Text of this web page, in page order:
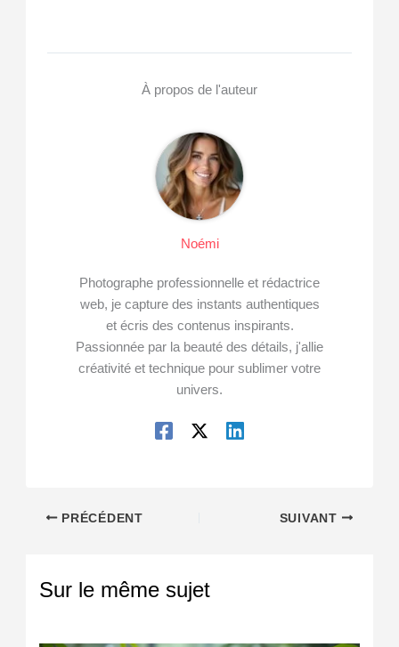
À propos de l'auteur
Noémi
Photographe professionnelle et rédactrice
web, je capture des instants authentiques
et écris des contenus inspirants.
Passionnée par la beauté des détails, j'allie
créativité et technique pour sublimer votre
univers.
PRÉCÉDENT SUIVANT
Sur le même sujet